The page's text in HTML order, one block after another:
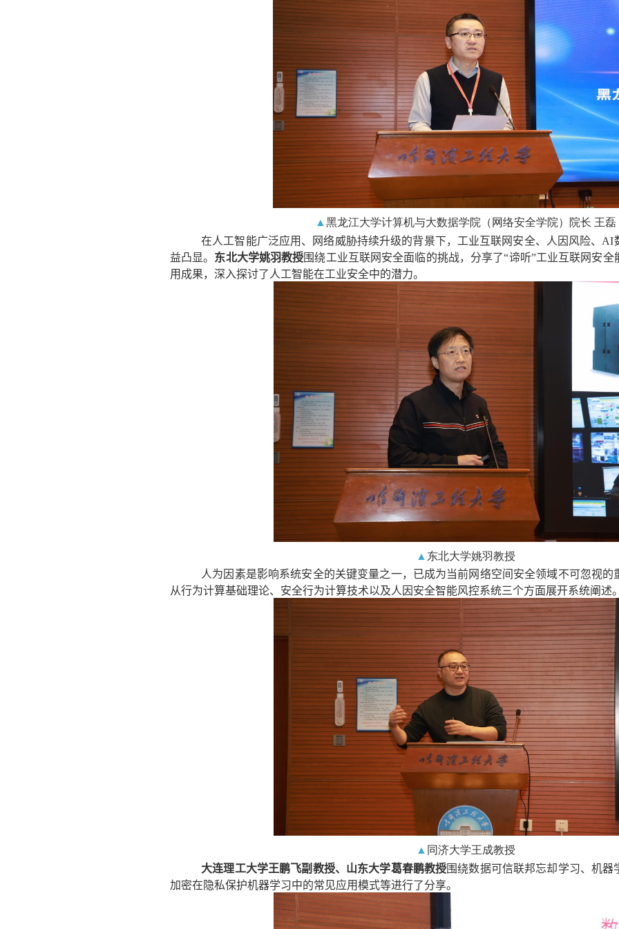
▲ 黑龙江大学计算机与大数据学院（网络安全学院）院长 王磊
在人工智能广泛应用、网络威胁持续升级的背景下，工业互联网安全、人因风险、 AI
益凸显。 东北大学姚羽教授围绕工业互联网安全面临的挑战，分享了“谛听”工业互联网安
用成果，深入探讨了人工智能在工业安全中的潜力。
▲ 东北大学姚羽教授
人为因素是影响系统安全的关键变量之一，已成为当前网络空间安全领域不可忽视的
从行为计算基础理论、安全行为计算技术以及人因安全智能风控系统三个方面展开系统阐述
▲ 同济大学王成教授
大连理工大学王鹏飞副教授、山东大学葛春鹏教授围绕数据可信联邦忘却学习、机
加密在隐私保护机器学习中的常见应用模式等进行了分享。